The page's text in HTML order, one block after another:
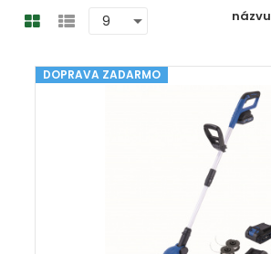
názvu
DOPRAVA ZADARMO